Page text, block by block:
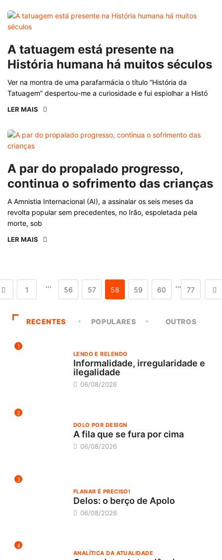
A tatuagem está presente na
História humana há muitos séculos
Ver na montra de uma parafarmácia o título “História da
Tatuagem” despertou-me a curiosidade e fui espiolhar a Histó
LER MAIS
A par do propalado progresso,
continua o sofrimento das crianças
A Amnistia Internacional (AI), a assinalar os seis meses da
revolta popular sem precedentes, no Irão, espoletada pela
morte, sob
LER MAIS
1
…
56 57 58 59 60
…
77
RECENTES POPULARES OUTROS
1
LENDO E RELENDO
Informalidade, irregularidade e
ilegalidade
06/08/2026
2
DOLO POR DESIGN
A fila que se fura por cima
06/08/2026
3
FLANAR É PRECISO!
Delos: o berço de Apolo
06/08/2026
4
ANALÍTICA DA ATUALIDADE